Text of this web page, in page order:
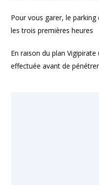
Pour vous garer, le
les trois premières heures
En raison du plan
effectuée avant de pénétrer